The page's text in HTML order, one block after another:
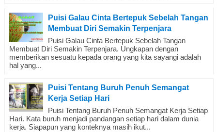
Puisi Galau Cinta Bertepuk Sebelah Tangan
Membuat Diri Semakin Terpenjara
Puisi Galau Cinta Bertepuk Sebelah Tangan
Membuat Diri Semakin Terpenjara. Ungkapan dengan
memberikan sesuatu kepada orang yang kita sayangi adalah
hal yang...
Puisi Tentang Buruh Penuh Semangat
Kerja Setiap Hari
Puisi Tentang Buruh Penuh Semangat Kerja Setiap
Hari. Kata buruh menjadi pandangan setiap hari dalam dunia
kerja. Siapapun yang konteknya masih ikut...